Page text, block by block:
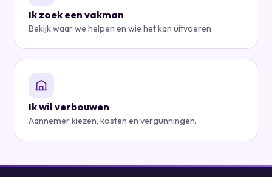
Ik zoek een vakman
Bekijk waar we helpen en wie het kan uitvoeren.
Ik wil verbouwen
Aannemer kiezen, kosten en vergunningen.